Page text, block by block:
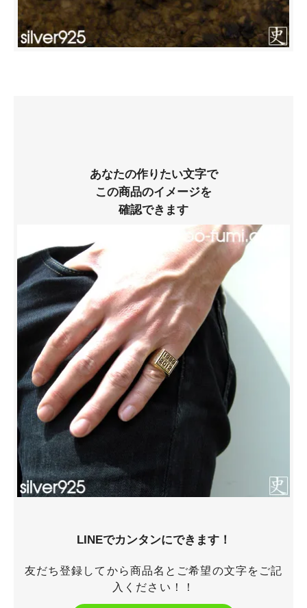
あなたの作りたい文字で
この商品のイメージを
確認できます
LINEでカンタンにできます！
友だち登録してから商品名とご希望の文字をご記
入ください！！